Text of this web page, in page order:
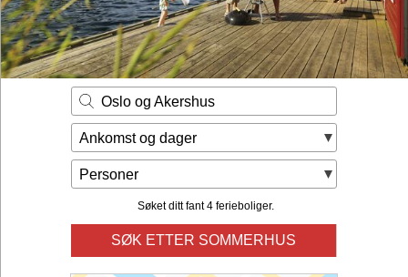
Kontakt
Eier login
Oslo og Akershus
Ankomst og dager
Personer
Søket ditt fant 4 ferieboliger.
SØK ETTER SOMMERHUS